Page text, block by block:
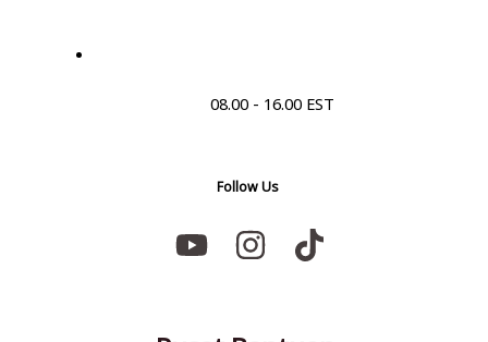
08.00 - 16.00 EST
Follow Us